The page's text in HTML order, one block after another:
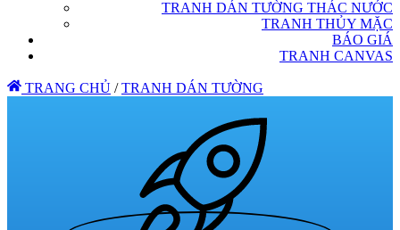
TRANH DÁN TƯỜNG THÁC NƯỚC
TRANH THỦY MẶC
BÁO GIÁ
TRANH CANVAS
TRANG CHỦ / TRANH DÁN TƯỜNG